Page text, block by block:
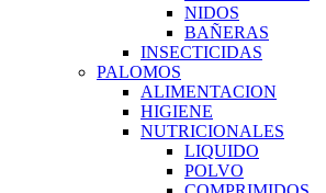
NIDOS
BAÑERAS
INSECTICIDAS
PALOMOS
ALIMENTACION
HIGIENE
NUTRICIONALES
LIQUIDO
POLVO